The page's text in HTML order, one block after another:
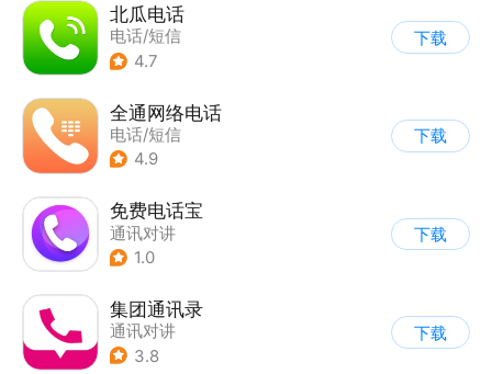
北瓜电话
电话/短信
4.7
下载
全通网络电话
电话/短信
4.9
下载
免费电话宝
通讯对讲
1.0
下载
集团通讯录
通讯对讲
3.8
下载